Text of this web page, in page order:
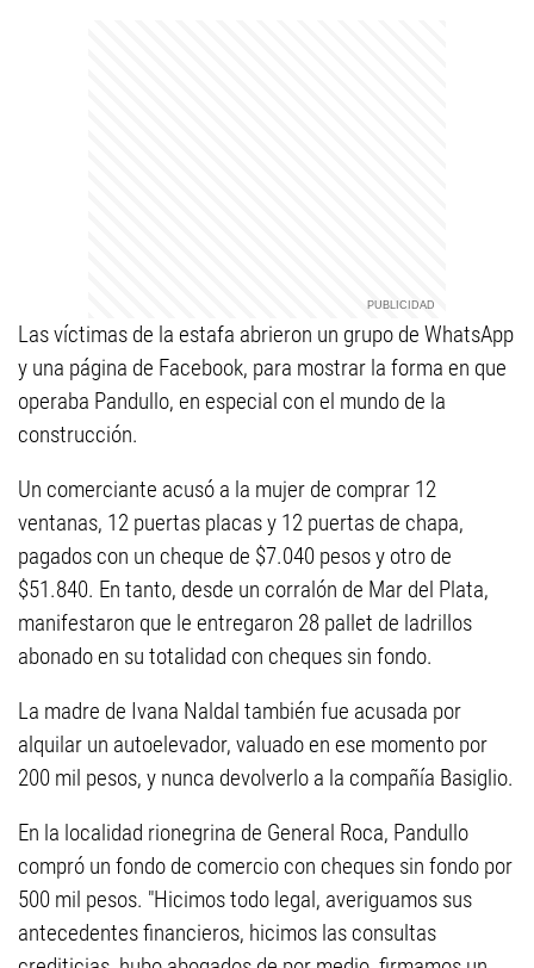
Las víctimas de la estafa abrieron un grupo de WhatsApp
y una página de Facebook, para mostrar la forma en que
operaba Pandullo, en especial con el mundo de la
construcción.
Un comerciante acusó a la mujer de comprar 12
ventanas, 12 puertas placas y 12 puertas de chapa,
pagados con un cheque de $7.040 pesos y otro de
$51.840. En tanto, desde un corralón de Mar del Plata,
manifestaron que le entregaron 28 pallet de ladrillos
abonado en su totalidad con cheques sin fondo.
La madre de Ivana Naldal también fue acusada por
alquilar un autoelevador, valuado en ese momento por
200 mil pesos, y nunca devolverlo a la compañía Basiglio.
En la localidad rionegrina de General Roca, Pandullo
compró un fondo de comercio con cheques sin fondo por
500 mil pesos. "Hicimos todo legal, averiguamos sus
antecedentes financieros, hicimos las consultas